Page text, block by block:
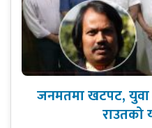
जनमतमा खटपट, युवा
राउतको